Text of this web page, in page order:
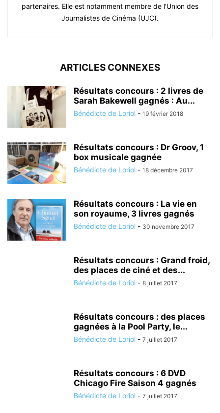
partenaires. Elle est notamment membre de l'Union des
Journalistes de Cinéma (UJC).
ARTICLES CONNEXES
Résultats concours : 2 livres de
Sarah Bakewell gagnés : Au...
Bénédicte de Loriol - 19 février 2018
Résultats concours : Dr Groov, 1
box musicale gagnée
Bénédicte de Loriol - 18 décembre 2017
Résultats concours : La vie en
son royaume, 3 livres gagnés
Bénédicte de Loriol - 30 novembre 2017
Résultats concours : Grand froid,
des places de ciné et des...
Bénédicte de Loriol - 8 juillet 2017
Résultats concours : des places
gagnées à la Pool Party, le...
Bénédicte de Loriol - 7 juillet 2017
Résultats concours : 6 DVD
Chicago Fire Saison 4 gagnés
Bénédicte de Loriol - 7 juillet 2017